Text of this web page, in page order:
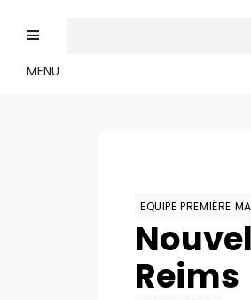
MENU
EQUIPE PREMIÈRE
Reims